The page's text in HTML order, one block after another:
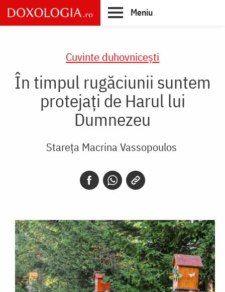
Skip
to
main
Meniu
Cuvinte duhovnicești
În timpul rugăciunii suntem
protejați de Harul lui
Dumnezeu
Stareța Macrina Vassopoulos